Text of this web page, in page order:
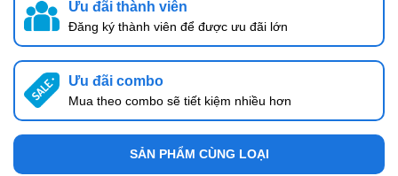
Ưu đãi thành viên
Đăng ký thành viên để được ưu đãi lớn
Ưu đãi combo
Mua theo combo sẽ tiết kiệm nhiều hơn
SẢN PHẨM CÙNG LOẠI